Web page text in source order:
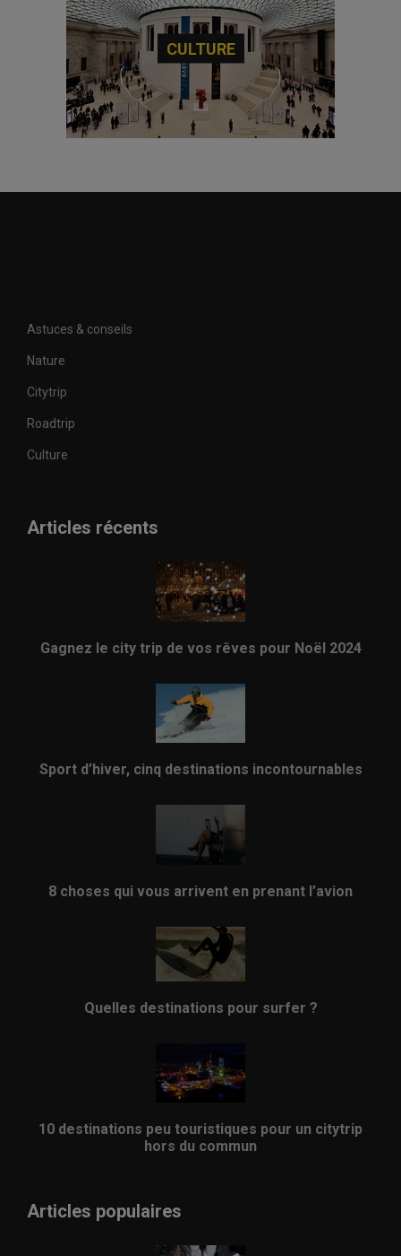
CULTURE
Astuces & conseils
Nature
Citytrip
Roadtrip
Culture
Articles récents
Gagnez le city trip de vos rêves pour Noël 2024
Sport d’hiver, cinq destinations incontournables
8 choses qui vous arrivent en prenant l’avion
Quelles destinations pour surfer ?
10 destinations peu touristiques pour un citytrip
hors du commun
Articles populaires